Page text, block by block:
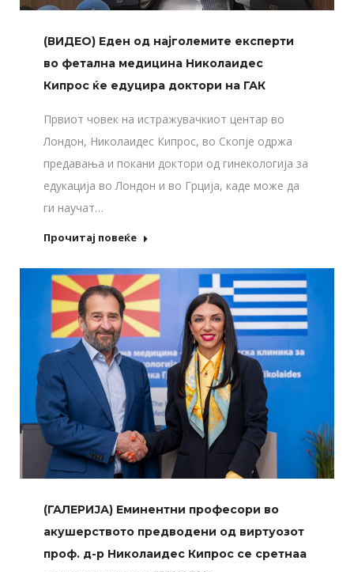
(ВИДЕО) Еден од најголемите експерти
во фетална медицина Николаидес
Кипрос ќе едуцира доктори на ГАК
Првиот човек на истражувачкиот центар во
Лондон, Николаидес Кипрос, во Скопје одржа
предавања и покани доктори од гинекологија за
едукација во Лондон и во Грција, каде може да
ги научат…
Прочитај повеќе
(ГАЛЕРИЈА) Еминентни професори во
акушерството предводени од виртуозот
проф. д-р Николаидес Кипрос се сретнаа